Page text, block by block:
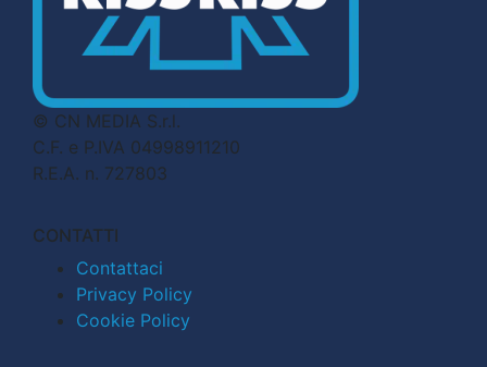
© CN MEDIA S.r.l.
C.F. e P.IVA 04998911210
R.E.A. n. 727803
CONTATTI
Contattaci
Privacy Policy
Cookie Policy